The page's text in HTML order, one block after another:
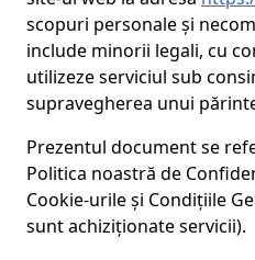
scopuri personale și
include minorii legali, cu
utilizeze serviciul sub
supravegherea unui
Prezentul document se
Politica noastră de
Cookie-urile și Condițiile
sunt achiziționate servicii).